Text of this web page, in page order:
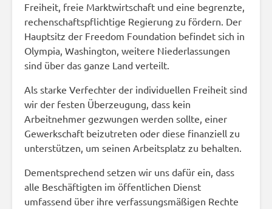
Freiheit, freie Marktwirtschaft und eine begrenzte,
rechenschaftspflichtige Regierung zu fördern. Der
Hauptsitz der Freedom Foundation befindet sich in
Olympia, Washington, weitere Niederlassungen
sind über das ganze Land verteilt.
Als starke Verfechter der individuellen Freiheit sind
wir der festen Überzeugung, dass kein
Arbeitnehmer gezwungen werden sollte, einer
Gewerkschaft beizutreten oder diese finanziell zu
unterstützen, um seinen Arbeitsplatz zu behalten.
Dementsprechend setzen wir uns dafür ein, dass
alle Beschäftigten im öffentlichen Dienst
umfassend über ihre verfassungsmäßigen Rechte